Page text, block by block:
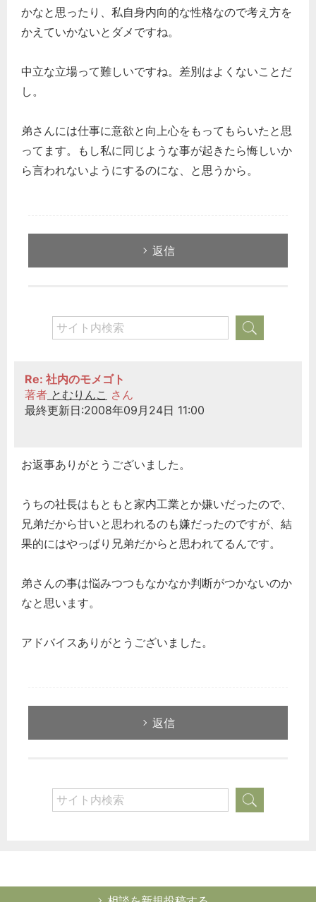
かなと思ったり、私自身内向的な性格なので考え方を
かえていかないとダメですね。
中立な立場って難しいですね。差別はよくないことだ
し。
弟さんには仕事に意欲と向上心をもってもらいたと思
ってます。もし私に同じような事が起きたら悔しいか
ら言われないようにするのにな、と思うから。
返信
Re: 社内のモメゴト
著者 とむりんこ さん
最終更新日:2008年09月24日 11:00
お返事ありがとうございました。
うちの社長はもともと家内工業とか嫌いだったので、
兄弟だから甘いと思われるのも嫌だったのですが、結
果的にはやっぱり兄弟だからと思われてるんです。
弟さんの事は悩みつつもなかなか判断がつかないのか
なと思います。
アドバイスありがとうございました。
返信
どのカテゴリーに投稿しますか？
選択してください
税務経理
総務の給湯室